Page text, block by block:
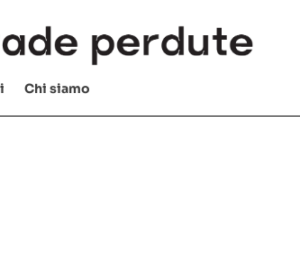
Chi siamo